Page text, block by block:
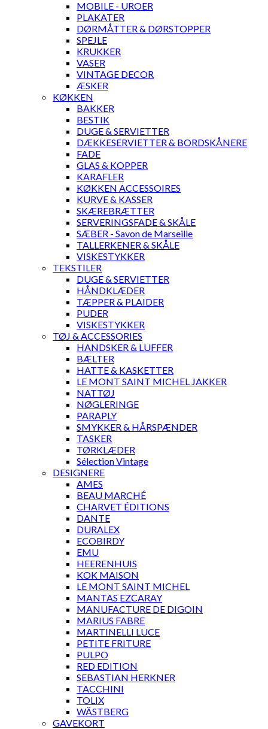
MOBILE - UROER
PLAKATER
DØRMÅTTER & DØRSTOPPER
SPEJLE
KRUKKER
VASER
VINTAGE DECOR
ÆSKER
KØKKEN
BAKKER
BESTIK
DUGE & SERVIETTER
DÆKKESERVIETTER & BORDSKÅNERE
FADE
GLAS & KOPPER
KARAFLER
KØKKEN ACCESSOIRES
KURVE & KASSER
SKÆREBRÆTTER
SERVERINGSFADE & SKÅLE
SÆBER - Savon de Marseille
TALLERKENER & SKÅLE
VISKESTYKKER
TEKSTILER
DUGE & SERVIETTER
HÅNDKLÆDER
TÆPPER & PLAIDER
PUDER
VISKESTYKKER
TØJ & ACCESSORIES
HANDSKER & LUFFER
BÆLTER
HATTE & KASKETTER
LE MONT SAINT MICHEL JAKKER
NATTØJ
NØGLERINGE
PARAPLY
SMYKKER & HÅRSPÆNDER
TASKER
TØRKLÆDER
Sélection Vintage
DESIGNERE
AMES
BEAU MARCHÉ
CHARVET ÉDITIONS
DANTE
DURALEX
ECOBIRDY
EMU
HEERENHUIS
KOK MAISON
LE MONT SAINT MICHEL
MANTAS EZCARAY
MANUFACTURE DE DIGOIN
MARIUS FABRE
MARTINELLI LUCE
PETITE FRITURE
PULPO
RED EDITION
SEBASTIAN HERKNER
TACCHINI
TOLIX
WÄSTBERG
GAVEKORT